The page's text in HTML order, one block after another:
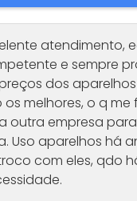
atendimento,
e sempre
dos
os melhores, o q me
outra empresa
Uso aparelhos há
com eles, qdo